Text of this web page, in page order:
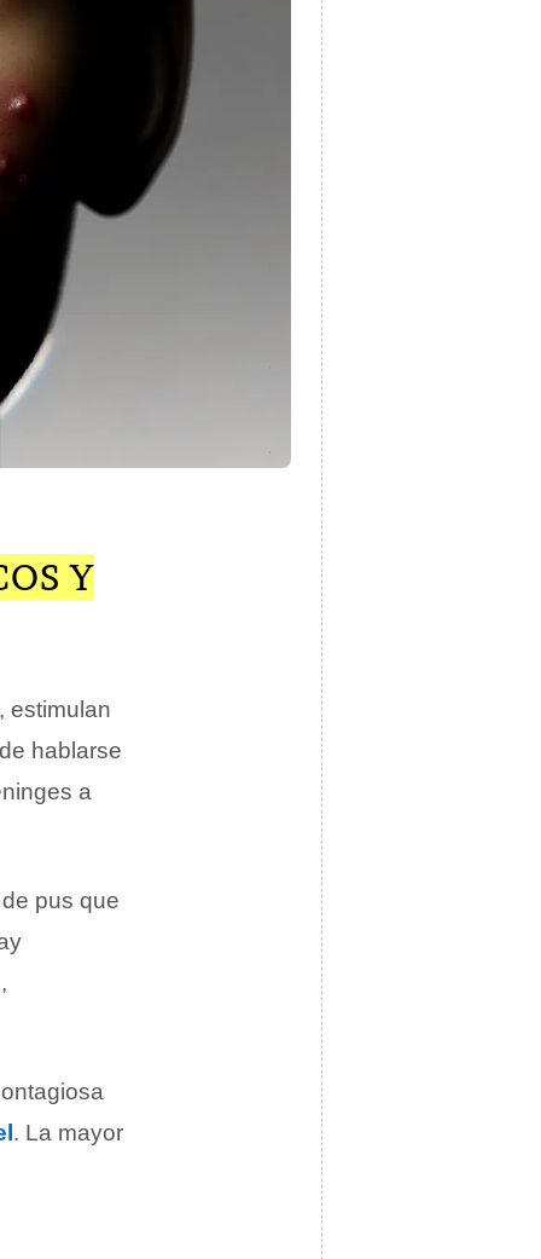
Y
estimulan
hablarse
a
pus que
. La mayor